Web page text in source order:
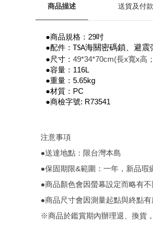
商品描述 送貨及付
●商品規格：29吋
●配件： TSA海關密碼鎖、避震
●尺寸： 49*34*70cm(長x寬x高
●容量：116L
●重量：5.65kg
●材質：PC
●商檢字號: R73541
注意事項
●送達地點：限台灣本島
●保固期限&範圍：一年，新品瑕
●商品顏色會因螢幕設定而略有
●商品尺寸會因測量起點與終點
※商品於鑑賞期內辦理退、換貨